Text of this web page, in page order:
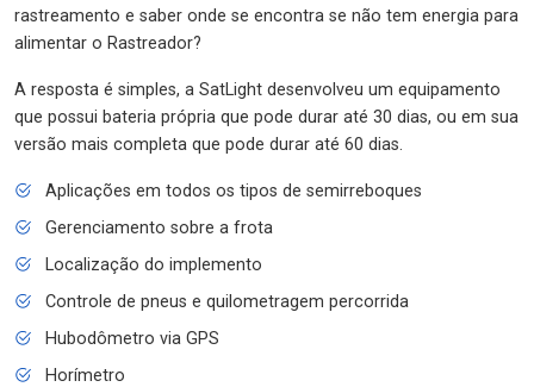
rastreamento e saber onde se encontra se não tem energia para
alimentar o Rastreador?
A resposta é simples, a SatLight desenvolveu um equipamento
que possui bateria própria que pode durar até 30 dias, ou em sua
versão mais completa que pode durar até 60 dias.
Aplicações em todos os tipos de semirreboques
Gerenciamento sobre a frota
Localização do implemento
Controle de pneus e quilometragem percorrida
Hubodômetro via GPS
Horímetro